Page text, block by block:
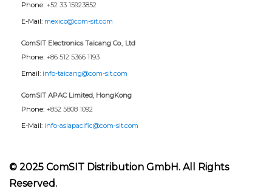
Phone: +52 33 15923852
E-Mail: mexico@com-sit.com
ComSIT Electronics Taicang Co., Ltd
Phone: +86 512 5366 1193
Email: info-taicang@com-sit.com
ComSIT APAC Limited, HongKong
Phone: +852 5808 1092
E-Mail: info-asiapacific@com-sit.com
© 2025 ComSIT Distribution GmbH. All Rights
Reserved.